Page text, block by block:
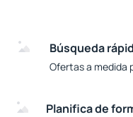
Búsqueda
Ofertas a medida
Planifica de